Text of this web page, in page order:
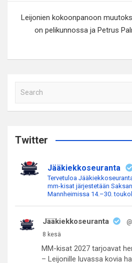
Leijonien kokoonpanoon
on pelikunnossa ja Petrus
a
c
Twitter
Jääkiekkoseuranta
Tervetuloa
mm-kisat järjestetään
Mannheimissa 14.–30.
Jääkiekkoseuranta
8 kesä
MM-kisat 2027 tarjoavat
– Leijonille luvassa kovia